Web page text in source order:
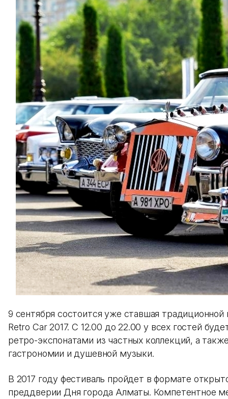
9 сентября состоится уже ставшая
Retro Car 2017. С 12.00 до 22.00 у всех гостей
ретро-экспонатами из частных коллекций, а
гастрономии и душевной музыки.
В 2017 году фестиваль пройдет в формате
преддверии Дня города Алматы. Компетентное